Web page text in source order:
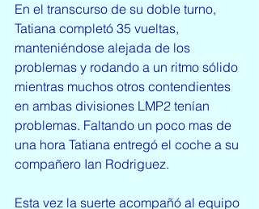
En el transcurso de su doble turno,
Tatiana completó 35 vueltas,
manteniéndose alejada de los
problemas y rodando a un ritmo sólido
mientras muchos otros contendientes
en ambas divisiones LMP2 tenían
problemas. Faltando un poco mas de
una hora Tatiana entregó el coche a su
compañero Ian Rodriguez.
Esta vez la suerte acompañó al equipo